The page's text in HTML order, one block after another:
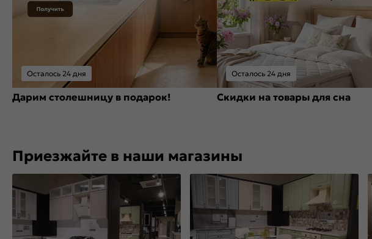
Осталось 24 дня
Дарим столешницу в подарок!
Осталось 24 дня
Скидки на товары для сна
Приезжайте в наши магазины